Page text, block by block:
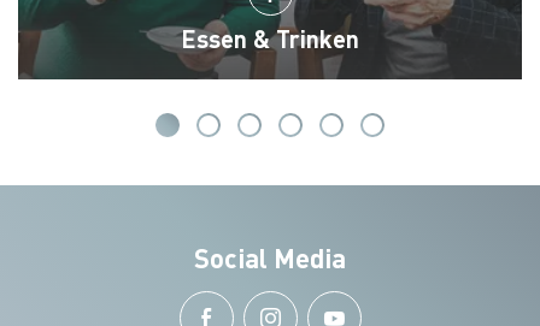
Essen & Trinken
Social Media